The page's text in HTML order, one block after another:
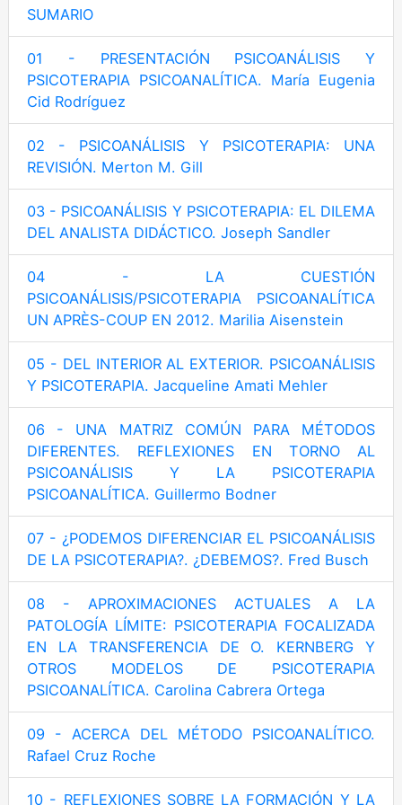
SUMARIO
01 - PRESENTACIÓN PSICOANÁLISIS Y
PSICOTERAPIA PSICOANALÍTICA. María Eugenia
Cid Rodríguez
02 - PSICOANÁLISIS Y PSICOTERAPIA: UNA
REVISIÓN. Merton M. Gill
03 - PSICOANÁLISIS Y PSICOTERAPIA: EL DILEMA
DEL ANALISTA DIDÁCTICO. Joseph Sandler
04 - LA CUESTIÓN
PSICOANÁLISIS/PSICOTERAPIA PSICOANALÍTICA
UN APRÈS-COUP EN 2012. Marilia Aisenstein
05 - DEL INTERIOR AL EXTERIOR. PSICOANÁLISIS
Y PSICOTERAPIA. Jacqueline Amati Mehler
06 - UNA MATRIZ COMÚN PARA MÉTODOS
DIFERENTES. REFLEXIONES EN TORNO AL
PSICOANÁLISIS Y LA PSICOTERAPIA
PSICOANALÍTICA. Guillermo Bodner
07 - ¿PODEMOS DIFERENCIAR EL PSICOANÁLISIS
DE LA PSICOTERAPIA?. ¿DEBEMOS?. Fred Busch
08 - APROXIMACIONES ACTUALES A LA
PATOLOGÍA LÍMITE: PSICOTERAPIA FOCALIZADA
EN LA TRANSFERENCIA DE O. KERNBERG Y
OTROS MODELOS DE PSICOTERAPIA
PSICOANALÍTICA. Carolina Cabrera Ortega
09 - ACERCA DEL MÉTODO PSICOANALÍTICO.
Rafael Cruz Roche
10 - REFLEXIONES SOBRE LA FORMACIÓN Y LA